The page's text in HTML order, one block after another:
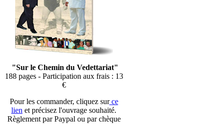
"Sur le Chemin du Vedettariat"
188 pages - Participation aux frais : 13
€
Pour les commander, cliquez surce
lien et précisez l'ouvrage souhaité.
Règlement par Paypal ou par chèque